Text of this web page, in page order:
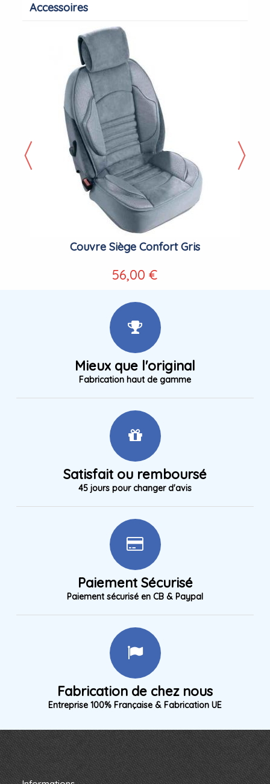
Accessoires
Couvre Siège Confort Gris
56,00 €
Mieux que l'original
Fabrication haut de gamme
Satisfait ou remboursé
45 jours pour changer d'avis
Paiement Sécurisé
Paiement sécurisé en CB & Paypal
Fabrication de chez nous
Entreprise 100% Française & Fabrication UE